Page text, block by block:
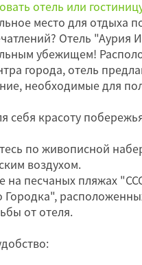
место для отдыха
Отель "Аурия
убежищем!
города, отель
необходимые для
себя красоту
по живописной
воздухом.
на песчаных пляжах
Городка",
от отеля.